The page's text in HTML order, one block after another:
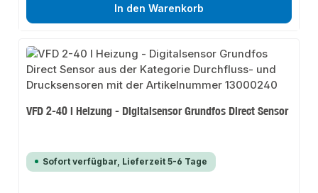
In den Warenkorb
VFD 2-40 l Heizung - Digitalsensor Grundfos Direct Sensor
Sofort verfügbar, Lieferzeit 5-6 Tage